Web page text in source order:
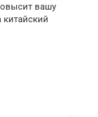
вашу
китайский